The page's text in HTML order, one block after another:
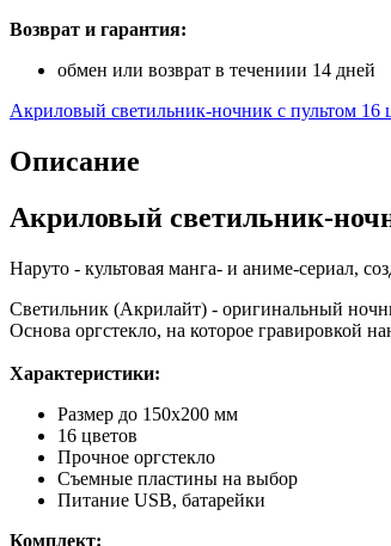
Возврат и гарантия:
обмен или возврат в течениии 14 дней
Акриловый светильник-ночник с пультом 16
Описание
Акриловый светильник-
Наруто - культовая манга- и аниме-сериал,
Светильник (Акрилайт) - оригинальный
Основа оргстекло, на которое гравировкой
Характеристики:
Размер до 150х200 мм
16 цветов
Прочное оргстекло
Съемные пластины на выбор
Питание USB, батарейки
Комплект: